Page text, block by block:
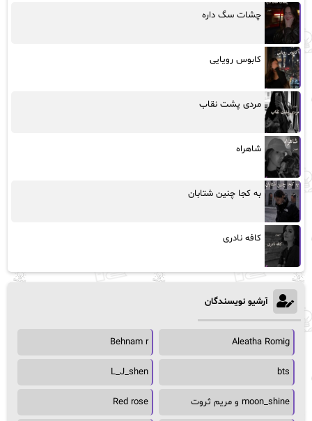
چشات سگ داره
کابوس رویایی
مردی پشت نقاب
شاهراه
به کجا چنین شتابان
کافه نادری
آرشیو نویسندگان
Aleatha Romig
Behnam r
bts
L_J_shen
moon_shine و مریم ثروت Red rose